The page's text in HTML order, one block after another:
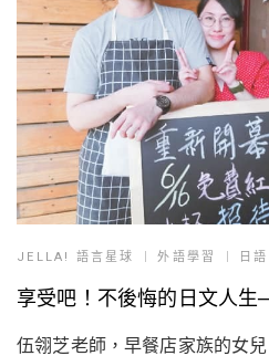
JELLA! 語言星球 外語學習 日
享受吧！不後悔的日文人
伍翎芝老師，早餐店家族的女